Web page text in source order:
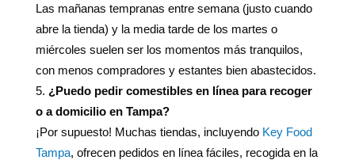
Las mañanas tempranas entre semana (justo cuando
abre la tienda) y la media tarde de los martes o
miércoles suelen ser los momentos más tranquilos,
con menos compradores y estantes bien abastecidos.
¿Puedo pedir comestibles en línea para recoger
o a domicilio en Tampa?
¡Por supuesto! Muchas tiendas, incluyendo Key Food
Tampa, ofrecen pedidos en línea fáciles, recogida en la